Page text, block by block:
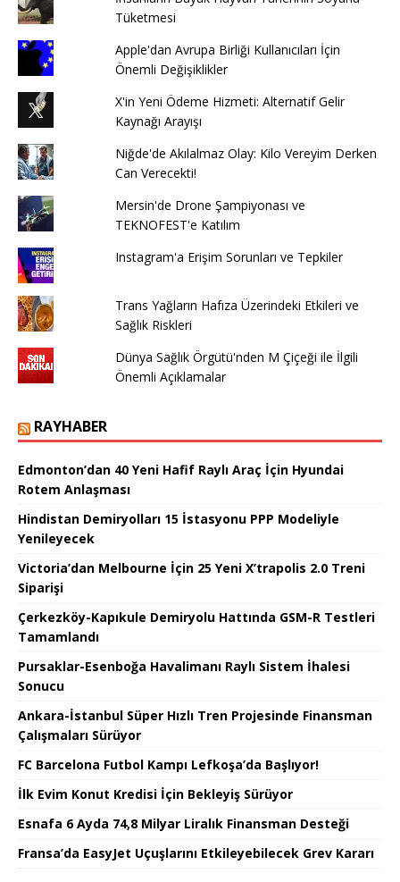
Tüketmesi
Apple'dan Avrupa Birliği Kullanıcıları İçin
Önemli Değişiklikler
X'in Yeni Ödeme Hizmeti: Alternatif Gelir
Kaynağı Arayışı
Niğde'de Akılalmaz Olay: Kilo Vereyim Derken
Can Verecekti!
Mersin'de Drone Şampiyonası ve
TEKNOFEST'e Katılım
Instagram'a Erişim Sorunları ve Tepkiler
Trans Yağların Hafıza Üzerindeki Etkileri ve
Sağlık Riskleri
Dünya Sağlık Örgütü'nden M Çiçeği ile İlgili
Önemli Açıklamalar
RAYHABER
Edmonton’dan 40 Yeni Hafif Raylı Araç İçin Hyundai
Rotem Anlaşması
Hindistan Demiryolları 15 İstasyonu PPP Modeliyle
Yenileyecek
Victoria’dan Melbourne İçin 25 Yeni X’trapolis 2.0 Treni
Siparişi
Çerkezköy-Kapıkule Demiryolu Hattında GSM-R Testleri
Tamamlandı
Pursaklar-Esenboğa Havalimanı Raylı Sistem İhalesi
Sonucu
Ankara-İstanbul Süper Hızlı Tren Projesinde Finansman
Çalışmaları Sürüyor
FC Barcelona Futbol Kampı Lefkoşa’da Başlıyor!
İlk Evim Konut Kredisi İçin Bekleyiş Sürüyor
Esnafa 6 Ayda 74,8 Milyar Liralık Finansman Desteği
Fransa’da EasyJet Uçuşlarını Etkileyebilecek Grev Kararı